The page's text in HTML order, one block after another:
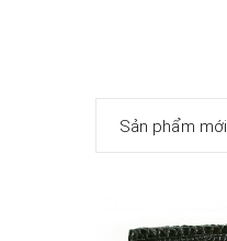
Sản phẩm mới